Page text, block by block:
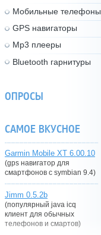
Мобильные телефоны
GPS навигаторы
Mp3 плееры
Bluetooth гарнитуры
ОПРОСЫ
САМОЕ ВКУСНОЕ
Garmin Mobile XT 6.00.10
(gps навигатор для
смартфонов с symbian 9.4)
Jimm 0.5.2b
(популярный java icq
клиент для обычных
телефонов и смартов)